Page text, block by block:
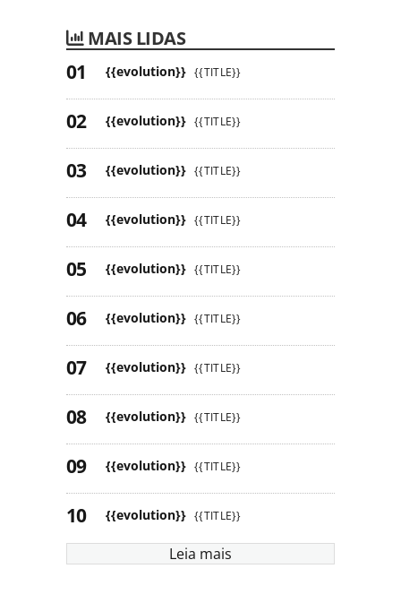
MAIS LIDAS
{{evolution}} {{TITLE}}
{{evolution}} {{TITLE}}
{{evolution}} {{TITLE}}
{{evolution}} {{TITLE}}
{{evolution}} {{TITLE}}
{{evolution}} {{TITLE}}
{{evolution}} {{TITLE}}
{{evolution}} {{TITLE}}
{{evolution}} {{TITLE}}
{{evolution}} {{TITLE}}
Leia mais